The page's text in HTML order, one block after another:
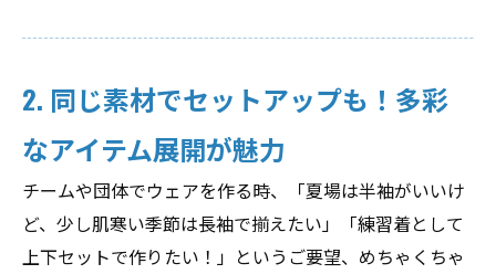
2. 同じ素材でセットアップも！多彩
なアイテム展開が魅力
チームや団体でウェアを作る時、「夏場は半袖がいいけ
ど、少し肌寒い季節は長袖で揃えたい」「練習着として
上下セットで作りたい！」というご要望、めちゃくちゃ